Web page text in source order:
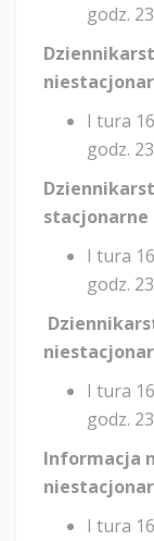
godz.
I tura
godz.
stacjonarne
I tura
godz.
I tura
godz.
Informacja
I tura